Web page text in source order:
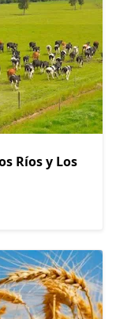
Ríos y Los